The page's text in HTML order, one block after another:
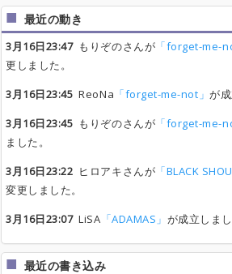
最近の動き
3月16日23:47もりぞのさんが 「forget-me-
更しました。
3月16日23:45 ReoNa 「forget-me-not」が
3月16日23:45 もりぞのさんが 「forget-me-
ました。
3月16日23:22 ヒロアキさんが 「BLACK
変更しました。
3月16日23:07LiSA 「ADAMAS」 が成立しま
最近の書き込み